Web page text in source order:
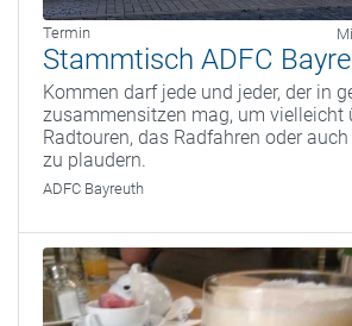
Termin
Stammtisch ADFC
Kommen darf jede und jeder, der in
zusammensitzen mag, um vielleicht
Radtouren, das Radfahren oder
zu plaudern.
ADFC Bayreuth